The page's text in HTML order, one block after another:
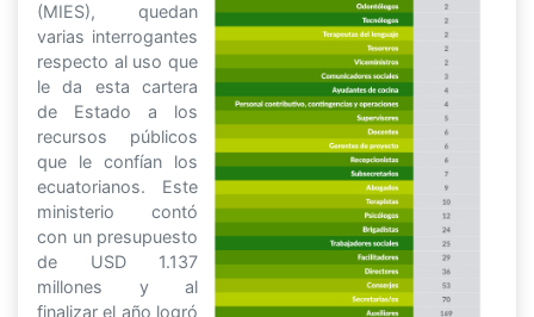
(MIES), quedan
varias interrogantes
respecto al uso que
le da esta cartera
de Estado a los
recursos públicos
que le confían los
ecuatorianos. Este
ministerio contó
con un presupuesto
de USD 1.137
millones y al
finalizar el año logró